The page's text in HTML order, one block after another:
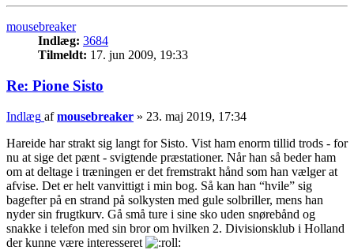
mousebreaker
Indlæg: 3684
Tilmeldt: 17. jun 2009, 19:33
Re: Pione Sisto
Indlæg afmousebreaker » 23. maj 2019, 17:34
Hareide har strakt sig langt for Sisto. Vist ham enorm tillid trods - for
nu at sige det pænt - svigtende præstationer. Når han så beder ham
om at deltage i træningen er det fremstrakt hånd som han vælger at
afvise. Det er helt vanvittigt i min bog. Så kan han “hvile” sig
bagefter på en strand på solkysten med gule solbriller, mens han
nyder sin frugtkurv. Gå små ture i sine sko uden snørebånd og
snakke i telefon med sin bror om hvilken 2. Divisionsklub i Holland
der kunne være interesseret